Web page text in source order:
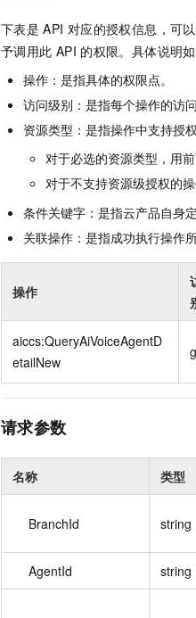
下表是 API 对应的授权信息，可
予调用此 API 的权限。具体说明如
操作：是指具体的权限点。
访问级别：是指每个操作的访
资源类型：是指操作中支持授
对于必选的资源类型，用
对于不支持资源级授权的
条件关键字：是指云产品自身
关联操作：是指成功执行操作
操作
aiccs:QueryAiVoiceAgentD
etailNew
请求参数
名称 类型
BranchId string
AgentId string